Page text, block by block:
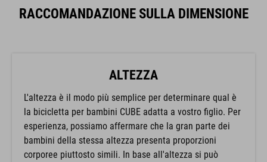
RACCOMANDAZIONE SULLA DIMENSIONE
ALTEZZA
L'altezza è il modo più semplice per determinare qual è
la bicicletta per bambini CUBE adatta a vostro figlio. Per
esperienza, possiamo affermare che la gran parte dei
bambini della stessa altezza presenta proporzioni
corporee piuttosto simili. In base all'altezza si può